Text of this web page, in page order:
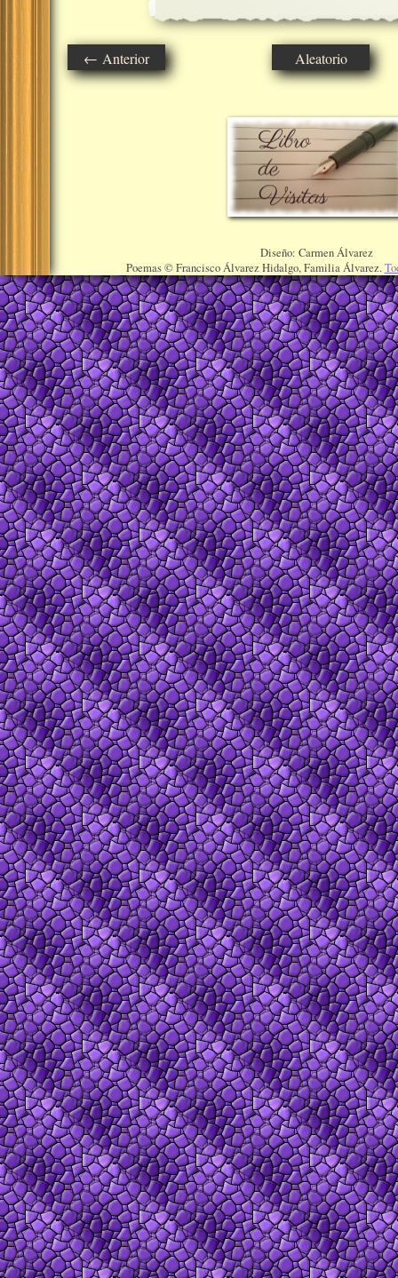
← Anterior Aleatorio
Diseño: Carmen Álvarez
Poemas © Francisco Álvarez Hidalgo, Familia Álvarez.